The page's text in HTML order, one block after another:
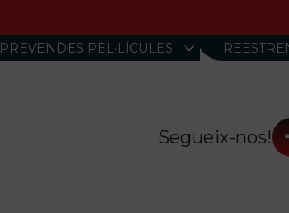
PREVENDES PEL·LÍCULES
Segueix-nos!